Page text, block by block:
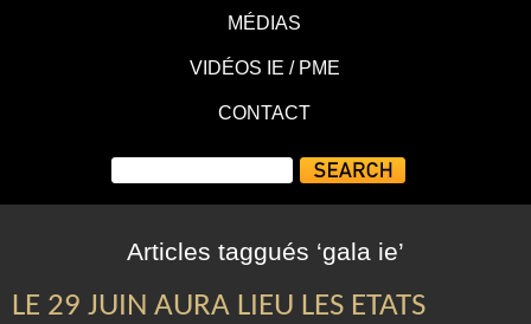
MÉDIAS
VIDÉOS IE / PME
CONTACT
Articles taggués ‘gala ie’
LE 29 JUIN AURA LIEU LES ETATS